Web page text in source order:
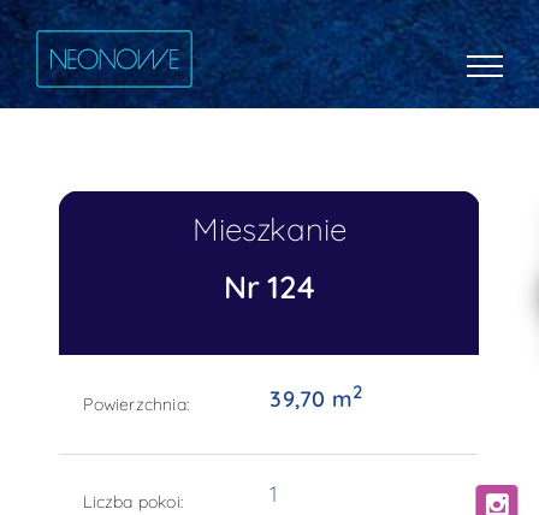
Mieszkanie
Nr 124
Powierzchnia: 39,70 m2
Liczba pokoi: 1